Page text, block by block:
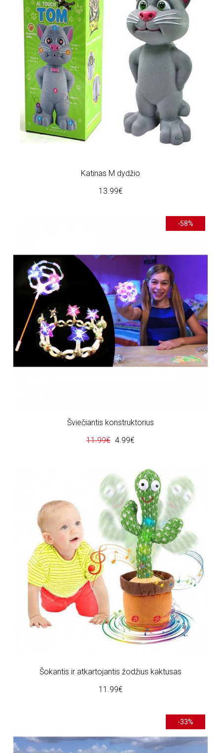
Katinas M dydžio
13.99€
-58%
Šviečiantis konstruktorius
11.99€ 4.99€
Šokantis ir atkartojantis žodžius kaktusas
11.99€
-33%